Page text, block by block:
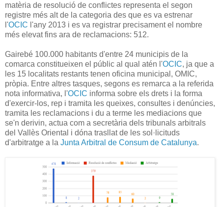
matèria de resolució de conflictes representa el segon
registre més alt de la categoria des que es va estrenar
l'OCIC l'any 2013 i es va registrar precisament el nombre
més elevat fins ara de reclamacions: 512.
Gairebé 100.000 habitants d'entre 24 municipis de la
comarca constitueixen el públic al qual atén l'OCIC, ja que a
les 15 localitats restants tenen oficina municipal, OMIC,
pròpia. Entre altres tasques, segons es remarca a la referida
nota informativa, l'OCIC informa sobre els drets i la forma
d'exercir-los, rep i tramita les queixes, consultes i denúncies,
tramita les reclamacions i du a terme les mediacions que
se'n derivin, actua com a secretària dels tribunals arbitrals
del Vallès Oriental i dóna trasllat de les sol·licituds
d'arbitratge a la Junta Arbitral de Consum de Catalunya.